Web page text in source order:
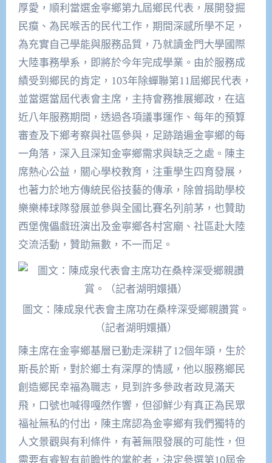
厚愛，順利當選金寧鄉第九屆鄉民代表，展開發掘
民瘼、為民喉舌的民代工作，期間深感所學不足，
為充實自己學能與服務品質，乃就讀金門大學國際
大陸事務學系，即將於今年完成學業。由於服務成
績受到鄉民的肯定，103年除蟬聯第11屆鄉民代表，
並當選當屆代表會主席，主持會務推展鄉政，在這
近八年服務期間，透過各項議事運作、每年的預算
審查及下鄉考察與社區參與，足跡踏遍金寧鄉的每
一角落，深入且深知金寧鄉需求與缺乏之處。陳主
席熱心公益，關心學校教育，注重學生四育發展，
也著力於地方傳統民俗技藝的傳承，除曾捐助學校
樂樂棒球隊發展並參與全國比賽名列前茅，也贊助
西堡傀儡戲班演出及金寧鄉各村宮廟、社區赴大陸
交流活動，贊助無數，不一而足。
圖文：陳成泉代表會主席功在桑梓深受鄉親讚賞。
（記者湖明嬛攝）
陳主席在金寧鄉基層已勤走深耕了12個年頭，生於
斯長於斯，對於鄉土有深厚的情感，他以服務鄉民
創造鄉民幸福為職志，見到許多參政者政見滿天
飛，口號也喊得嘎然作響，但卻鮮少有真正為民眾
福祉無私的付出，陳主席認為金寧鄉有我們獨特的
人文景觀與有利條件，有著無限發展的可能性，但
需要有睿智有前瞻性的掌舵者，決定參選第10屆金